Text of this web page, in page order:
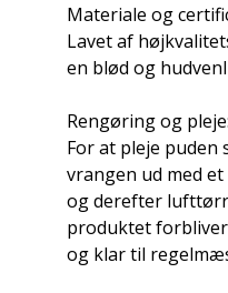
Materiale og
Lavet af
en blød og
Rengøring og pleje:
For at pleje puden
vrangen ud med
og derefter
produktet
og klar til